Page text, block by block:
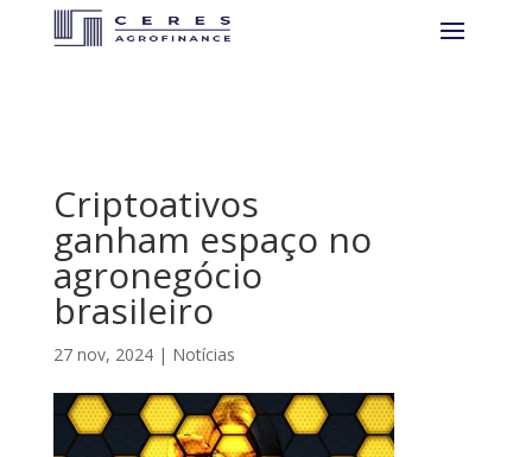
Criptoativos
ganham espaço no
agronegócio
brasileiro
27 nov, 2024| Notícias